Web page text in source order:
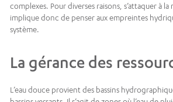
complexes. Pour diverses raisons, s’attaquer à
implique donc de penser aux empreintes
système.
La gérance des
L’eau douce provient des bassins